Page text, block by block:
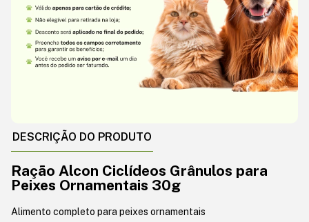
DESCRIÇÃO DO PRODUTO
Ração Alcon Ciclídeos Grânulos para
Peixes Ornamentais 30g
Alimento completo para peixes ornamentais